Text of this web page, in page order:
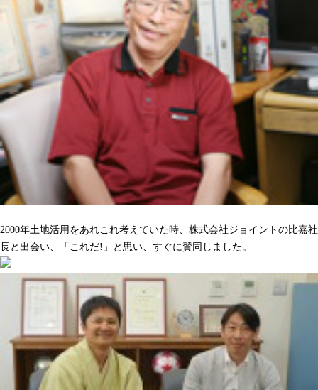
2000年土地活用をあれこれ考えていた時、株式会社ジョイントの比嘉社
長と出会い、「これだ!」と思い、すぐに賛同しました。